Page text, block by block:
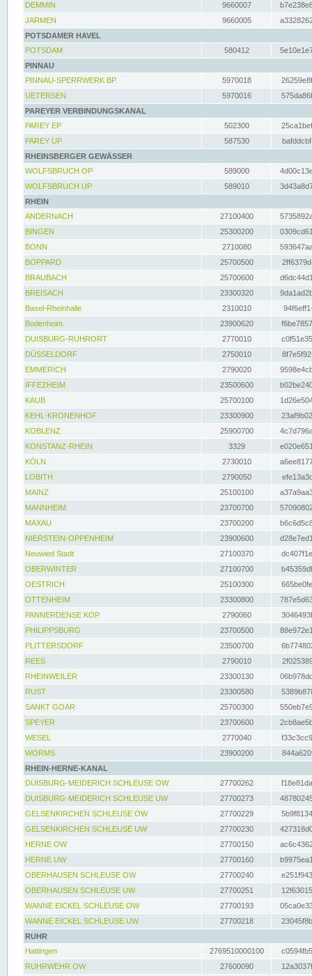
DEMMIN
9660007
JARMEN
9660005
POTSDAMER HAVEL
POTSDAM
580412
PINNAU
PINNAU-SPERRWERK BP
5970018
UETERSEN
5970016
PAREYER VERBINDUNGSKANAL
PAREY EP
502300
PAREY UP
587530
RHEINSBERGER GEWÄSSER
WOLFSBRUCH OP
589000
WOLFSBRUCH UP
589010
RHEIN
ANDERNACH
27100400
BINGEN
25300200
BONN
2710080
BOPPARD
25700500
BRAUBACH
25700600
BREISACH
23300320
Basel-Rheinhalle
2310010
Bodenheim
23900620
DUISBURG-RUHRORT
2770010
DÜSSELDORF
2750010
EMMERICH
2790020
IFFEZHEIM
23500600
KAUB
25700100
KEHL-KRONENHOF
23300900
KOBLENZ
25900700
KONSTANZ-RHEIN
3329
KÖLN
2730010
LOBITH
2790050
MAINZ
25100100
MANNHEIM
23700700
MAXAU
23700200
NIERSTEIN-OPPENHEIM
23900600
Neuwied Stadt
27100370
OBERWINTER
27100700
OESTRICH
25100300
OTTENHEIM
23300800
PANNERDENSE KOP
2790060
PHILIPPSBURG
23700500
PLITTERSDORF
23500700
REES
2790010
RHEINWEILER
23300130
RUST
23300580
SANKT GOAR
25700300
SPEYER
23700600
WESEL
2770040
WORMS
23900200
RHEIN-HERNE-KANAL
DUISBURG-MEIDERICH SCHLEUSE OW
27700262
DUISBURG-MEIDERICH SCHLEUSE UW
27700273
GELSENKIRCHEN SCHLEUSE OW
27700229
GELSENKIRCHEN SCHLEUSE UW
27700230
HERNE OW
27700150
HERNE UW
27700160
OBERHAUSEN SCHLEUSE OW
27700240
OBERHAUSEN SCHLEUSE UW
27700251
WANNE EICKEL SCHLEUSE OW
27700193
WANNE EICKEL SCHLEUSE UW
27700218
RUHR
Hattingen
2769510000100
RUHRWEHR OW
27600090